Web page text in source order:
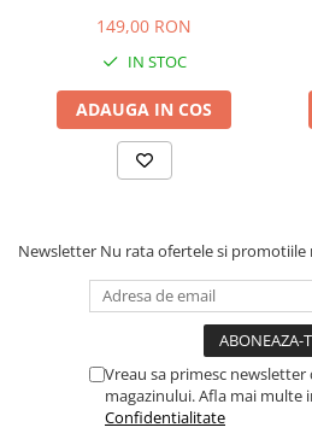
Motodebitatoare
Placi extra mari
Accesorii masini de taiat
Finisare si Prelucrare suprafete
Vibratoare beton
Rigle vibrante
Scarificatoare beton
Slefuitoare pereti
Accesorii prelucrare suprafete
Sisteme pompare
149,00 RON
IN STOC
ADAUGA IN COS
Newsletter Nu rata ofertele si promotiile
Vreau sa primesc
magazinului. Afla mai multe
Confidentialitate